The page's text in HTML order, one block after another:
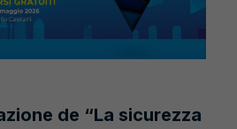
de “La sicurezza